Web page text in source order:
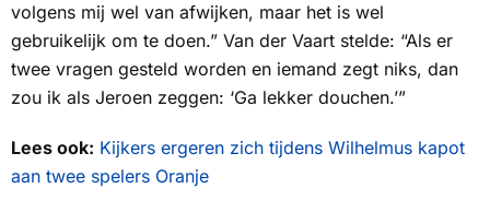
volgens mij wel van afwijken, maar het is wel
gebruikelijk om te doen.” Van der Vaart stelde: “Als er
twee vragen gesteld worden en iemand zegt niks, dan
zou ik als Jeroen zeggen: ‘Ga lekker douchen.’”
Lees ook: Kijkers ergeren zich tijdens Wilhelmus kapot
aan twee spelers Oranje